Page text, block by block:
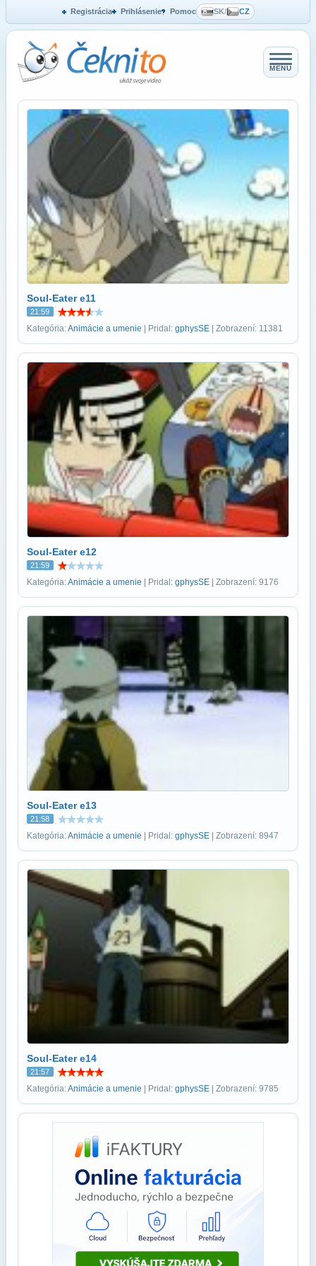
Registrácia Prihlásenie Pomoc SK/ CZ
MENU
Soul-Eater e11
21:59
Kategória:Animácie a umenie | Pridal: gphysSE | Zobrazení: 11381
Soul-Eater e12
21:59
Kategória:Animácie a umenie | Pridal: gphysSE | Zobrazení: 9176
Soul-Eater e13
21:58
Kategória:Animácie a umenie | Pridal: gphysSE | Zobrazení: 8947
Soul-Eater e14
21:57
Kategória:Animácie a umenie | Pridal: gphysSE | Zobrazení: 9785